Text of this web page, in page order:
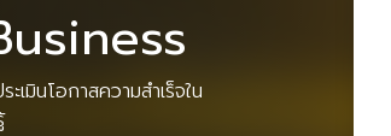
มินโอกาสความสำเร็จใน